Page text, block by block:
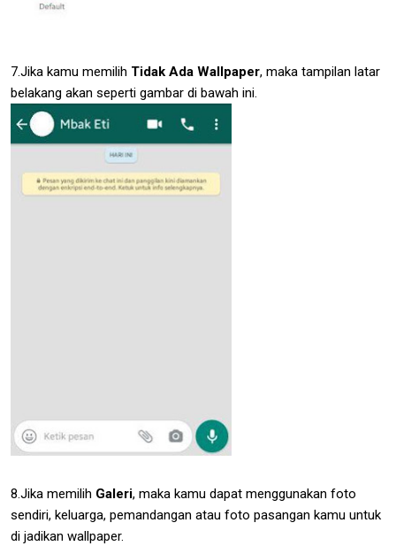
7.Jika kamu memilih Tidak Ada Wallpaper, maka tampilan latar
belakang akan seperti gambar di bawah ini.
8.Jika memilih Galeri, maka kamu dapat menggunakan foto
sendiri, keluarga, pemandangan atau foto pasangan kamu untuk
di jadikan wallpaper.